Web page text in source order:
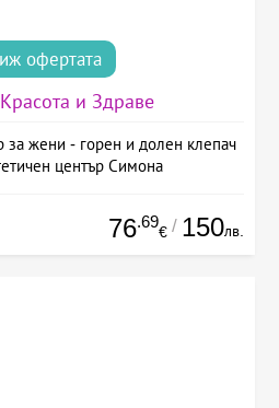
офертата
Красота и Здраве
за жени - горен и долен клепач
център Симона
76.69
€ / 150лв.